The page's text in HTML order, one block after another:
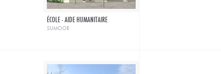
ÉCOLE - AIDE HUMANITAIRE
sumoor